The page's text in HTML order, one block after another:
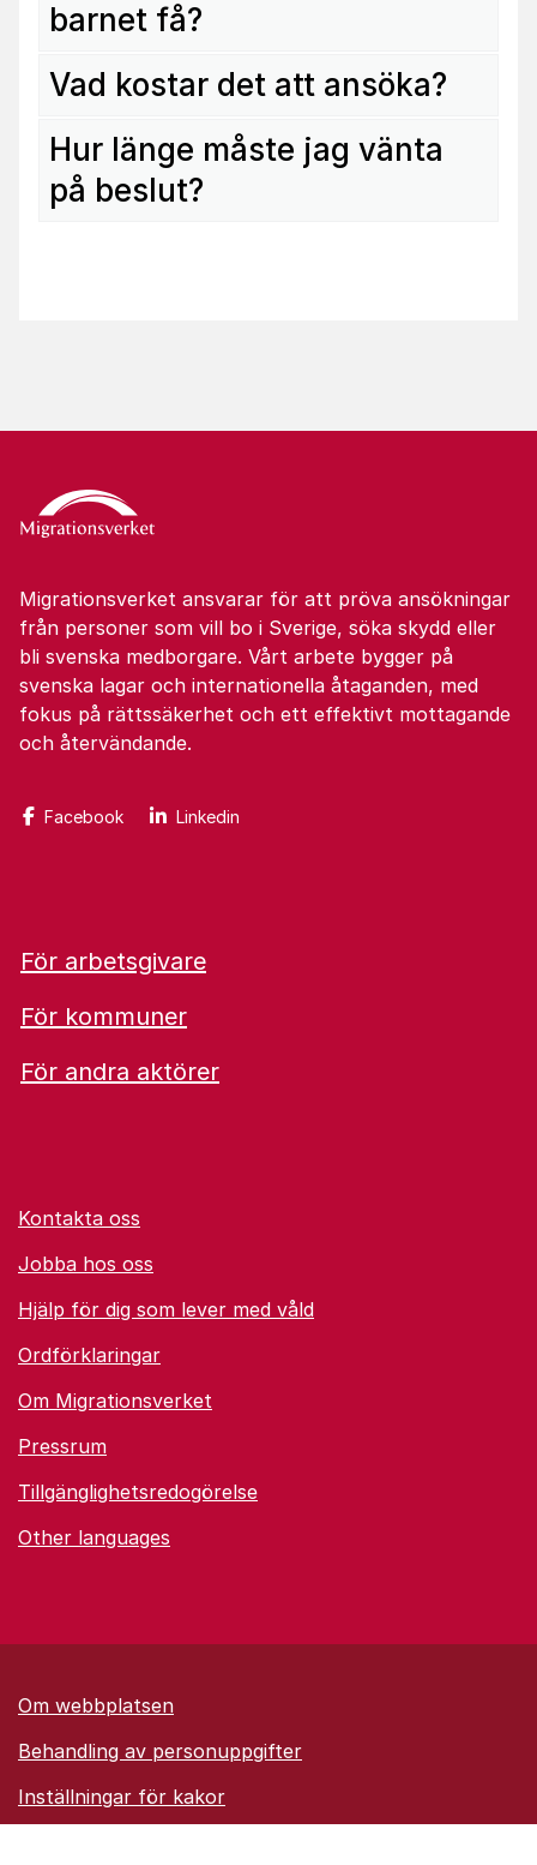
barnet få?
Vad kostar det att ansöka?
Hur länge måste jag vänta
på beslut?
Migrationsverket ansvarar för att pröva ansökningar
från personer som vill bo i Sverige, söka skydd eller
bli svenska medborgare. Vårt arbete bygger på
svenska lagar och internationella åtaganden, med
fokus på rättssäkerhet och ett effektivt mottagande
och återvändande.
Facebook Linkedin
För arbetsgivare
För kommuner
För andra aktörer
Kontakta oss
Jobba hos oss
Hjälp för dig som lever med våld
Ordförklaringar
Om Migrationsverket
Pressrum
Tillgänglighetsredogörelse
Other languages
Om webbplatsen
Behandling av personuppgifter
Inställningar för kakor